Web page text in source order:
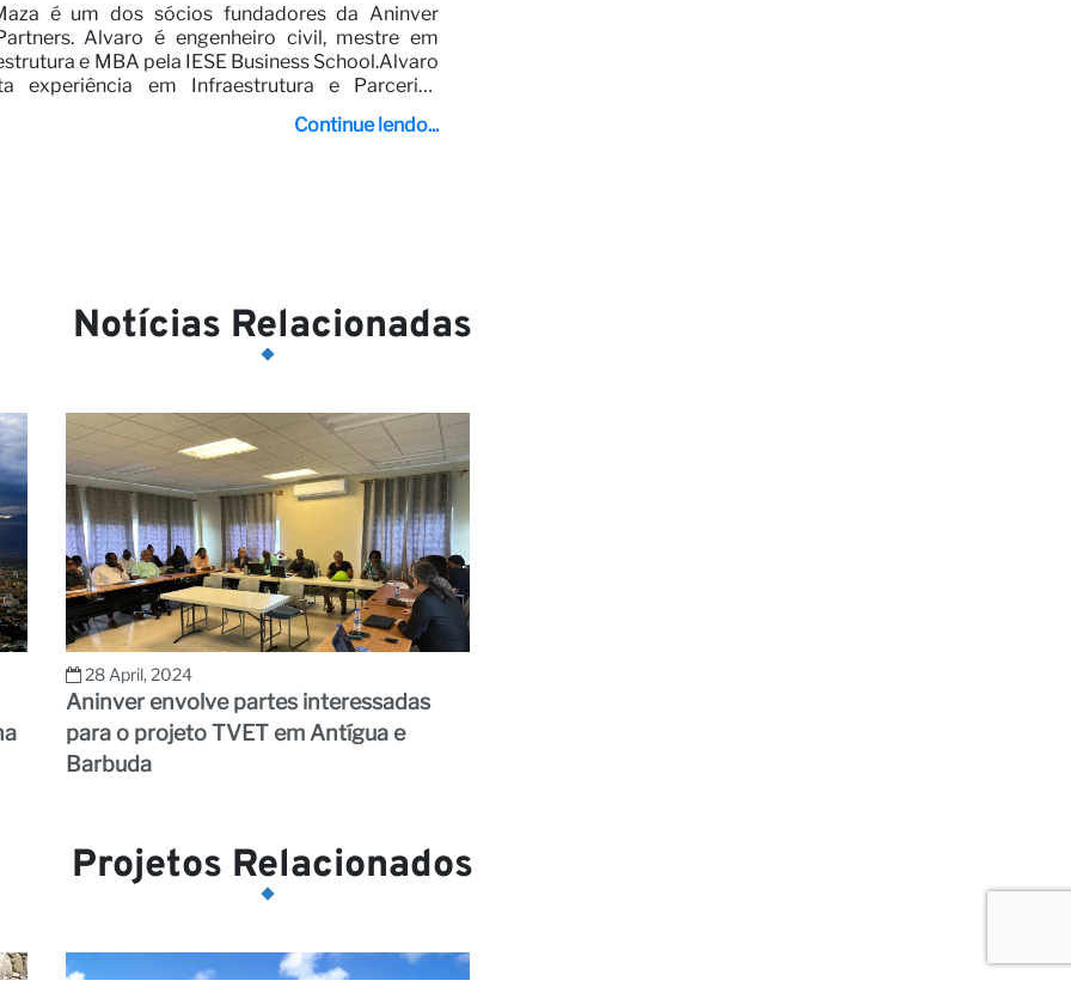
é um dos sócios fundadores da Aninver
Alvaro é engenheiro civil, mestre em
e MBA pela IESE Business School.Alvaro
experiência em Infraestrutura e Parcerias
Alvaro trabalhou e liderou vários projetos de
clientes como o Banco Mundial, o Banco
Continue lendo...
Notícias Relacionadas
28 April, 2024
Aninver envolve partes interessadas
para o projeto TVET em Antígua e
Barbuda
Projetos Relacionados